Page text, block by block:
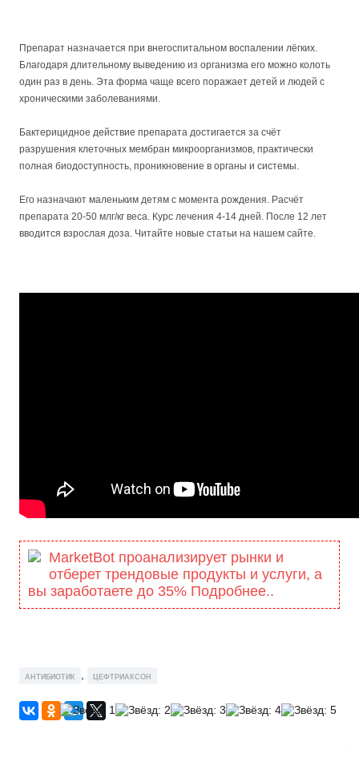
Препарат назначается при внегоспитальном воспалении лёгких.
Благодаря длительному выведению из организма его можно колоть
один раз в день. Эта форма чаще всего поражает детей и людей с
хроническими заболеваниями.
Бактерицидное действие препарата достигается за счёт
разрушения клеточных мембран микроорганизмов, практически
полная биодоступность, проникновение в органы и системы.
Его назначают маленьким детям с момента рождения. Расчёт
препарата 20-50 млг/кг веса. Курс лечения 4-14 дней. После 12 лет
вводится взрослая доза. Читайте новые статьи на нашем сайте.
MarketBot проанализирует рынки и
отберет трендовые продукты и услуги, а
вы заработаете до 35% Подробнее..
АНТИБИОТИК , ЦЕФТРИАКСОН